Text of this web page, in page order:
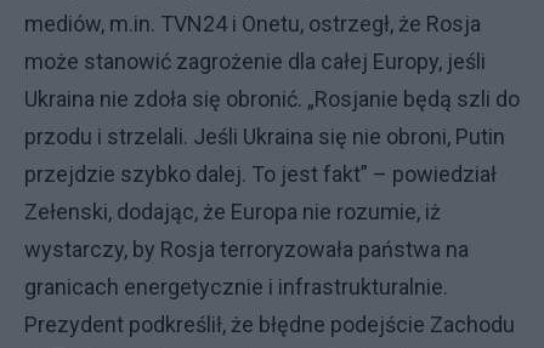
mediów, m.in. TVN24 i Onetu, ostrzegł, że Rosja
może stanowić zagrożenie dla całej Europy, jeśli
Ukraina nie zdoła się obronić. „Rosjanie będą szli do
przodu i strzelali. Jeśli Ukraina się nie obroni, Putin
przejdzie szybko dalej. To jest fakt” – powiedział
Zełenski, dodając, że Europa nie rozumie, iż
wystarczy, by Rosja terroryzowała państwa na
granicach energetycznie i infrastrukturalnie.
Prezydent podkreślił, że błędne podejście Zachodu